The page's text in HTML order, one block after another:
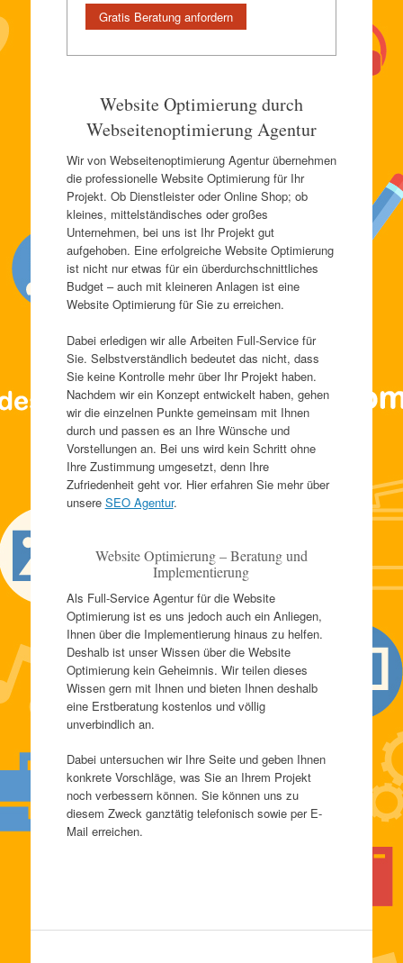
Website Optimierung durch
Webseitenoptimierung Agentur
Wir von Webseitenoptimierung Agentur übernehmen
die professionelle Website Optimierung für Ihr
Projekt. Ob Dienstleister oder Online Shop; ob
kleines, mittelständisches oder großes
Unternehmen, bei uns ist Ihr Projekt gut
aufgehoben. Eine erfolgreiche Website Optimierung
ist nicht nur etwas für ein überdurchschnittliches
Budget – auch mit kleineren Anlagen ist eine
Website Optimierung für Sie zu erreichen.
Dabei erledigen wir alle Arbeiten Full-Service für
Sie. Selbstverständlich bedeutet das nicht, dass
Sie keine Kontrolle mehr über Ihr Projekt haben.
Nachdem wir ein Konzept entwickelt haben, gehen
wir die einzelnen Punkte gemeinsam mit Ihnen
durch und passen es an Ihre Wünsche und
Vorstellungen an. Bei uns wird kein Schritt ohne
Ihre Zustimmung umgesetzt, denn Ihre
Zufriedenheit geht vor. Hier erfahren Sie mehr über
unsere SEO Agentur.
Website Optimierung – Beratung und
Implementierung
Als Full-Service Agentur für die Website
Optimierung ist es uns jedoch auch ein Anliegen,
Ihnen über die Implementierung hinaus zu helfen.
Deshalb ist unser Wissen über die Website
Optimierung kein Geheimnis. Wir teilen dieses
Wissen gern mit Ihnen und bieten Ihnen deshalb
eine Erstberatung kostenlos und völlig
unverbindlich an.
Dabei untersuchen wir Ihre Seite und geben Ihnen
konkrete Vorschläge, was Sie an Ihrem Projekt
noch verbessern können. Sie können uns zu
diesem Zweck ganztätig telefonisch sowie per E-
Mail erreichen.